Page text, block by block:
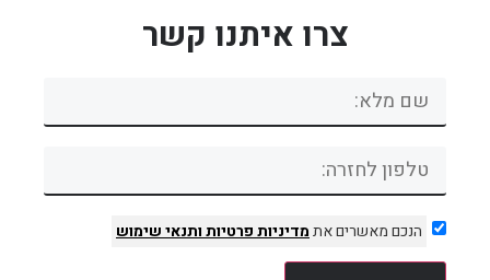
צרו איתנו קשר
הנכם מאשרים אתמדיניות פרטיותותנאי שימוש